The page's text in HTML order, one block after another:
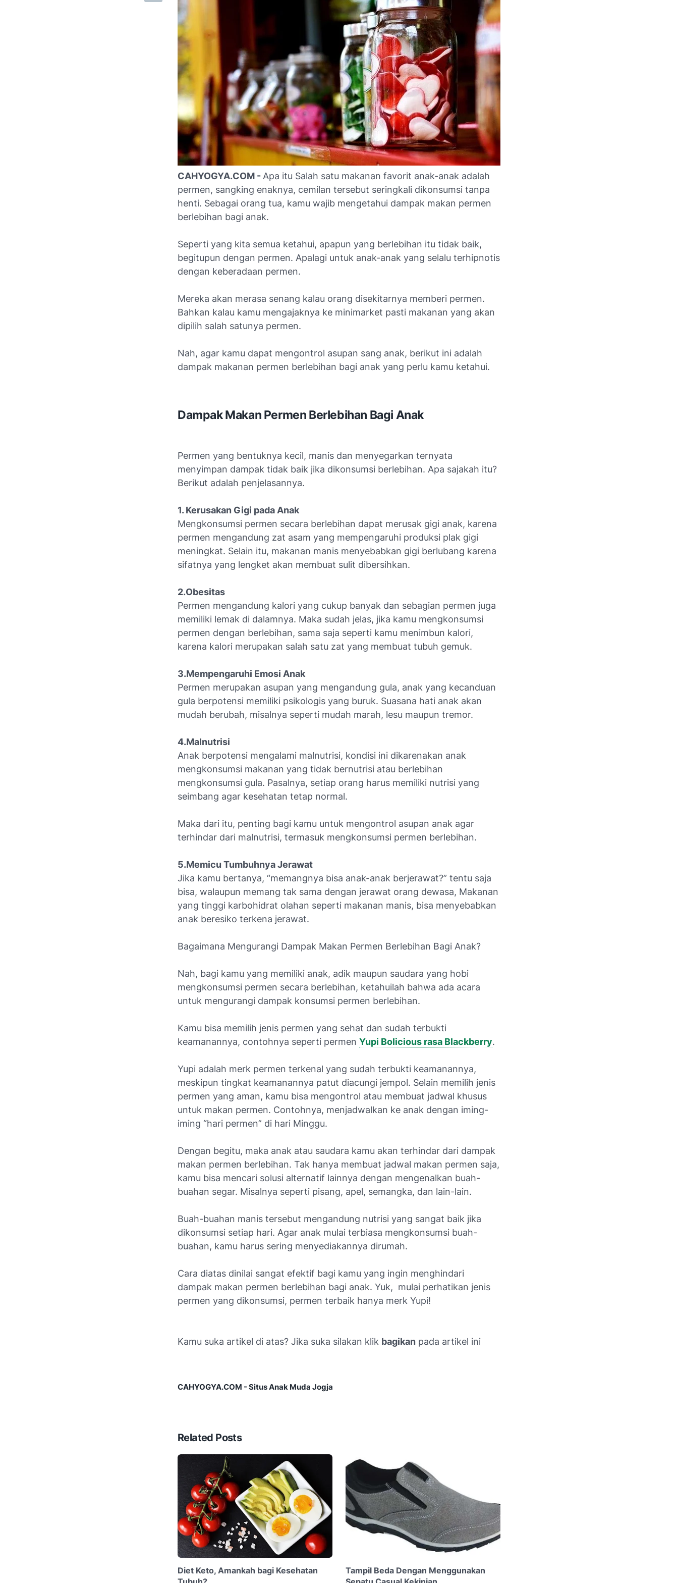
CAHYOGYA.COM - Apa itu Salah satu makanan favorit anak-anak adalah
permen, sangking enaknya, cemilan tersebut seringkali dikonsumsi tanpa
henti. Sebagai orang tua, kamu wajib mengetahui dampak makan permen
berlebihan bagi anak.
Seperti yang kita semua ketahui, apapun yang berlebihan itu tidak baik,
begitupun dengan permen. Apalagi untuk anak-anak yang selalu terhipnotis
dengan keberadaan permen.
Mereka akan merasa senang kalau orang disekitarnya memberi permen.
Bahkan kalau kamu mengajaknya ke minimarket pasti makanan yang akan
dipilih salah satunya permen.
Nah, agar kamu dapat mengontrol asupan sang anak, berikut ini adalah
dampak makanan permen berlebihan bagi anak yang perlu kamu ketahui.
Dampak Makan Permen Berlebihan Bagi Anak
Permen yang bentuknya kecil, manis dan menyegarkan ternyata
menyimpan dampak tidak baik jika dikonsumsi berlebihan. Apa sajakah itu?
Berikut adalah penjelasannya.
1. Kerusakan Gigi pada Anak
Mengkonsumsi permen secara berlebihan dapat merusak gigi anak, karena
permen mengandung zat asam yang mempengaruhi produksi plak gigi
meningkat. Selain itu, makanan manis menyebabkan gigi berlubang karena
sifatnya yang lengket akan membuat sulit dibersihkan.
2.Obesitas
Permen mengandung kalori yang cukup banyak dan sebagian permen juga
memiliki lemak di dalamnya. Maka sudah jelas, jika kamu mengkonsumsi
permen dengan berlebihan, sama saja seperti kamu menimbun kalori,
karena kalori merupakan salah satu zat yang membuat tubuh gemuk.
3.Mempengaruhi Emosi Anak
Permen merupakan asupan yang mengandung gula, anak yang kecanduan
gula berpotensi memiliki psikologis yang buruk. Suasana hati anak akan
mudah berubah, misalnya seperti mudah marah, lesu maupun tremor.
4.Malnutrisi
Anak berpotensi mengalami malnutrisi, kondisi ini dikarenakan anak
mengkonsumsi makanan yang tidak bernutrisi atau berlebihan
mengkonsumsi gula. Pasalnya, setiap orang harus memiliki nutrisi yang
seimbang agar kesehatan tetap normal.
Maka dari itu, penting bagi kamu untuk mengontrol asupan anak agar
terhindar dari malnutrisi, termasuk mengkonsumsi permen berlebihan.
5.Memicu Tumbuhnya Jerawat
Jika kamu bertanya, “memangnya bisa anak-anak berjerawat?” tentu saja
bisa, walaupun memang tak sama dengan jerawat orang dewasa, Makanan
yang tinggi karbohidrat olahan seperti makanan manis, bisa menyebabkan
anak beresiko terkena jerawat.
Bagaimana Mengurangi Dampak Makan Permen Berlebihan Bagi Anak?
Nah, bagi kamu yang memiliki anak, adik maupun saudara yang hobi
mengkonsumsi permen secara berlebihan, ketahuilah bahwa ada acara
untuk mengurangi dampak konsumsi permen berlebihan.
Kamu bisa memilih jenis permen yang sehat dan sudah terbukti
keamanannya, contohnya seperti permen Yupi Bolicious rasa Blackberry.
Yupi adalah merk permen terkenal yang sudah terbukti keamanannya,
meskipun tingkat keamanannya patut diacungi jempol. Selain memilih jenis
permen yang aman, kamu bisa mengontrol atau membuat jadwal khusus
untuk makan permen. Contohnya, menjadwalkan ke anak dengan iming-
iming “hari permen” di hari Minggu.
Dengan begitu, maka anak atau saudara kamu akan terhindar dari dampak
makan permen berlebihan. Tak hanya membuat jadwal makan permen saja,
kamu bisa mencari solusi alternatif lainnya dengan mengenalkan buah-
buahan segar. Misalnya seperti pisang, apel, semangka, dan lain-lain.
Buah-buahan manis tersebut mengandung nutrisi yang sangat baik jika
dikonsumsi setiap hari. Agar anak mulai terbiasa mengkonsumsi buah-
buahan, kamu harus sering menyediakannya dirumah.
Cara diatas dinilai sangat efektif bagi kamu yang ingin menghindari
dampak makan permen berlebihan bagi anak. Yuk, mulai perhatikan jenis
permen yang dikonsumsi, permen terbaik hanya merk Yupi!
Kamu suka artikel di atas? Jika suka silakan klik bagikan pada artikel ini
CAHYOGYA.COM - Situs Anak Muda Jogja
Related Posts
Diet Keto, Amankah bagi Kesehatan
Tampil Beda Dengan Menggunakan